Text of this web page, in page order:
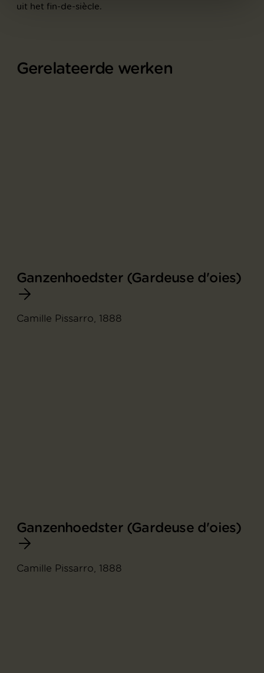
uit het fin-de-siècle.
Gerelateerde werken
Ganzenhoedster (Gardeuse d'oies)
Camille Pissarro, 1888
Ganzenhoedster (Gardeuse d'oies)
Camille Pissarro, 1888